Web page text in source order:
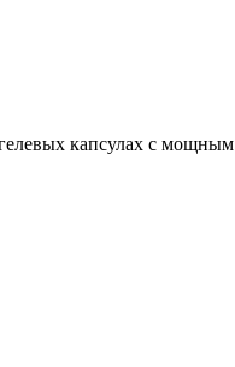
гелевых капсулах с